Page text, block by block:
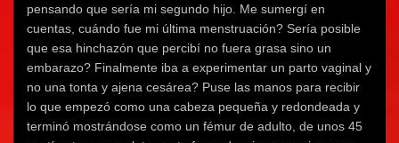
pensando que sería mi segundo hijo. Me sumergí en
cuentas, cuándo fue mi última menstruación? Sería posible
que esa hinchazón que percibí no fuera grasa sino un
embarazo? Finalmente iba a experimentar un parto vaginal y
no una tonta y ajena cesárea? Puse las manos para recibir
lo que empezó como una cabeza pequeña y redondeada y
terminó mostrándose como un fémur de adulto, de unos 45